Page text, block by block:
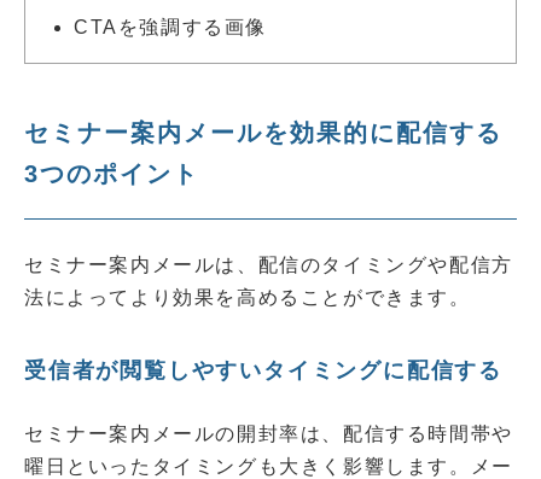
CTAを強調する画像
セミナー案内メールを効果的に配信する
3つのポイント
セミナー案内メールは、配信のタイミングや配信方
法によってより効果を高めることができます。
受信者が閲覧しやすいタイミングに配信する
セミナー案内メールの開封率は、配信する時間帯や
曜日といったタイミングも大きく影響します。メー